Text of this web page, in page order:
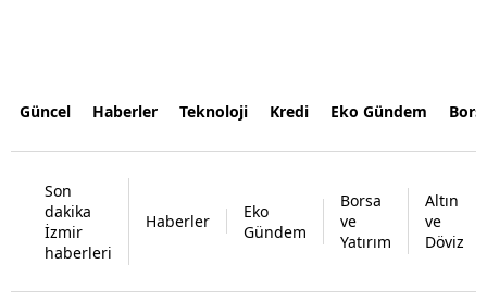
Güncel Haberler Teknoloji Kredi Eko Gündem
Son
dakika
İzmir
haberleri
Haberler
Eko
Gündem
Borsa
ve
Yatırım
Altın
ve
Döviz